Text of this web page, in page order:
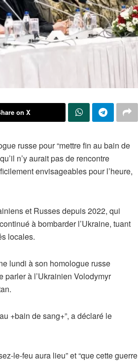
on X
russe pour “mettre fin au bain de
n’y aurait pas de rencontre
envisageables pour l’heure,
et Russes depuis 2022, qui
à bombarder l’Ukraine, tuant
locales.
lundi à son homologue russe
à l’Ukrainien Volodymyr
+bain de sang+”, a déclaré le
le-feu aura lieu” et “que cette guerre